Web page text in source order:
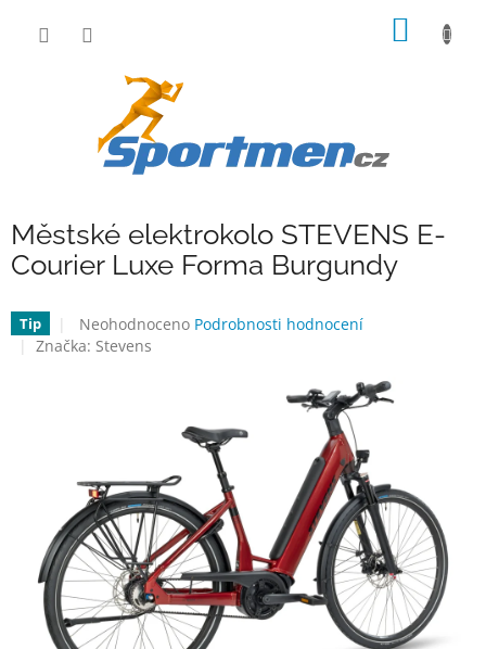
Městské elektrokolo STEVENS E-
Courier Luxe Forma Burgundy
Tip
Průměrné
hodnocení
Neohodnoceno Podrobnosti hodnocení
Značka: Stevens